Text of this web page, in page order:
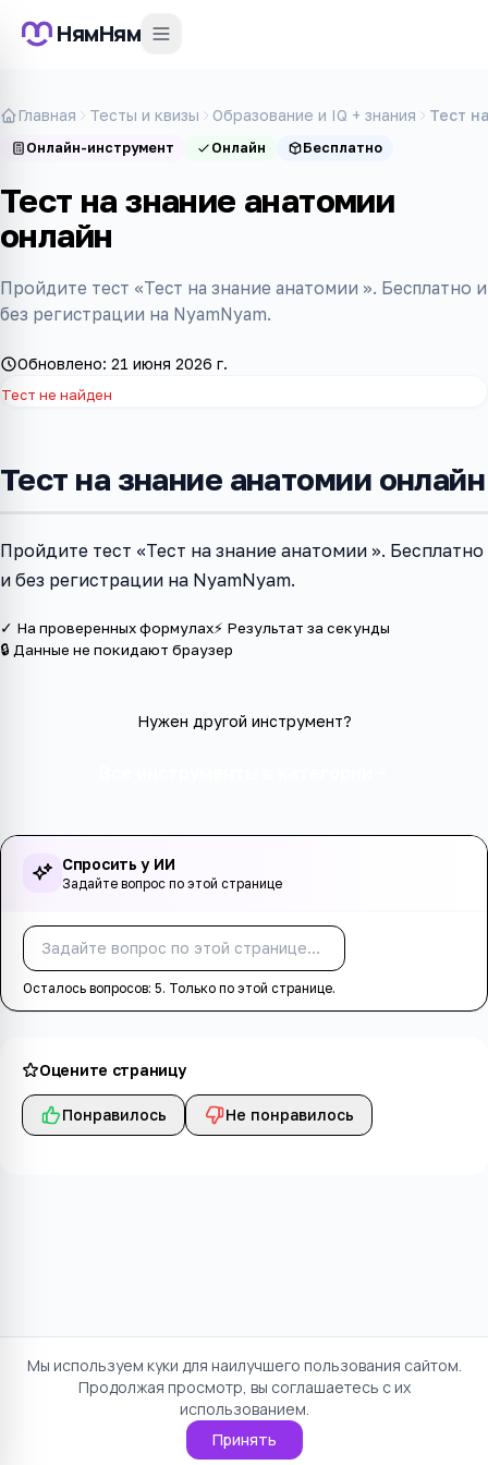
НямНям
Главная Тесты и квизы Образование и IQ + знания Тест
Онлайн-инструмент Онлайн Бесплатно
Тест на знание анатомии
онлайн
Пройдите тест «Тест на знание анатомии ». Бесплатно и
без регистрации на NyamNyam.
Обновлено: 21 июня 2026 г.
Тест не найден
Тест на знание анатомии онлайн
Пройдите тест «Тест на знание анатомии ». Бесплатно
и без регистрации на NyamNyam.
✓ На проверенных формулах⚡ Результат за секунды
🔒 Данные не покидают браузер
Нужен другой инструмент?
Спросить у ИИ
Задайте вопрос по этой странице
Осталось вопросов: 5. Только по этой странице.
Оцените страницу
Понравилось Не понравилось
Мы используем куки для наилучшего пользования сайтом.
Продолжая просмотр, вы соглашаетесь с их
использованием.
Принять